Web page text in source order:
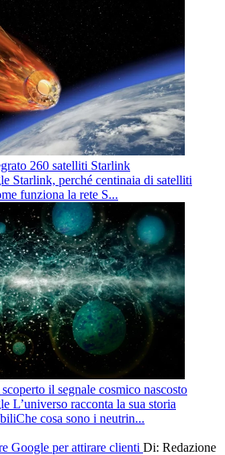
260 satelliti Starlink
Starlink, perché centinaia di satelliti
funziona la rete S...
il segnale cosmico nascosto
L’universo racconta la sua storia
cosa sono i neutrin...
Google per attirare clienti Di: Redazione